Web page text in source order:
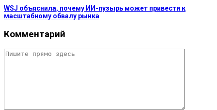
WSJ объяснила, почему ИИ-пузырь может привести к
масштабному обвалу рынка
Комментарий